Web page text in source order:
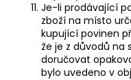
Je-li prodávající
zboží na místo
kupující povinen
že je z důvodů na
doručovat
bylo uvedeno v